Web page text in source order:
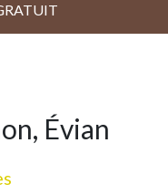
Évian